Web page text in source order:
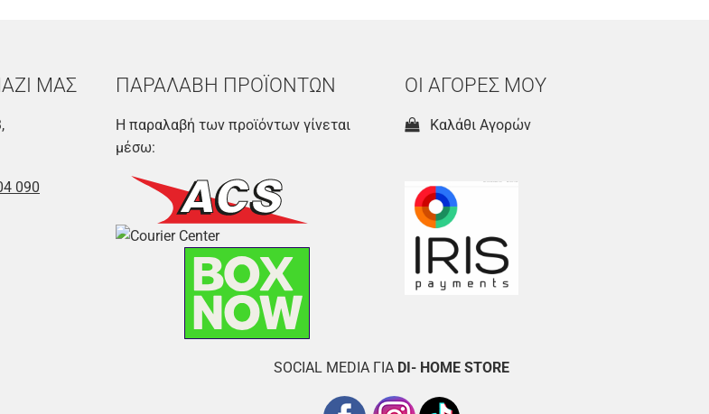
ΜΑΣ
090
ΠΑΡΑΛΑΒΗ ΠΡΟΪΟΝΤΩΝ
Η παραλαβή των προϊόντων γίνεται
μέσω:
ΟΙ ΑΓΟΡΕΣ ΜΟΥ
Καλάθι Αγορών
SOCIAL MEDIA ΓΙΑ DI- HOME STORE